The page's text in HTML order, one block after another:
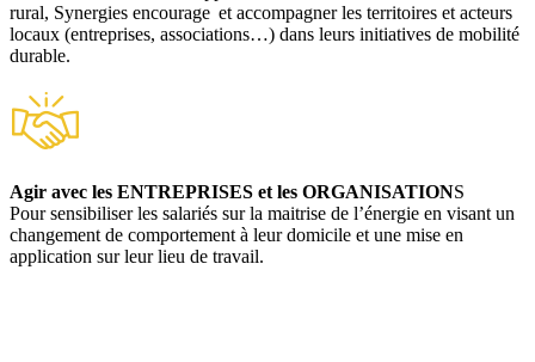
rural, Synergies encourage et accompagner les territoires et acteurs
locaux (entreprises, associations…) dans leurs initiatives de mobilité
durable.
Agir avec les ENTREPRISES et les ORGANISATIONS
Pour sensibiliser les salariés sur la maitrise de l’énergie en visant un
changement de comportement à leur domicile et une mise en
application sur leur lieu de travail.